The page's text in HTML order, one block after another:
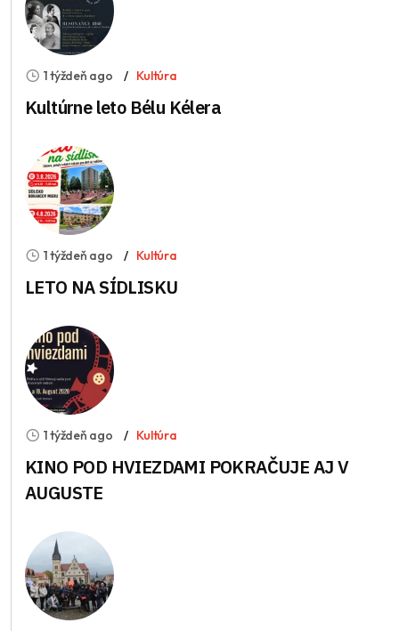
1 týždeň ago Kultúra
Kultúrne leto Bélu Kélera
1 týždeň ago Kultúra
LETO NA SÍDLISKU
1 týždeň ago Kultúra
KINO POD HVIEZDAMI POKRAČUJE AJ V
AUGUSTE